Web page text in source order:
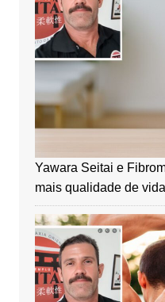
Yawara Seitai e
mais qualidade de vida